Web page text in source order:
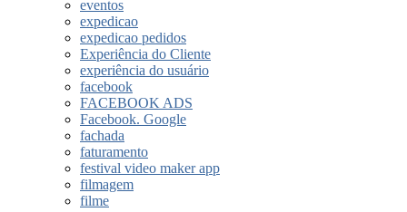
eventos
expedicao
expedicao pedidos
Experiência do Cliente
experiência do usuário
facebook
FACEBOOK ADS
Facebook. Google
fachada
faturamento
festival video maker app
filmagem
filme